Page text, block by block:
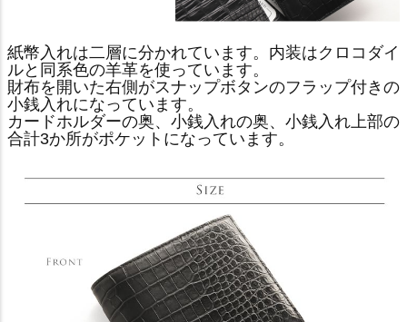
紙幣入れは二層に分かれています。内装はクロコダイ
ルと同系色の羊革を使っています。
財布を開いた右側がスナップボタンのフラップ付きの
小銭入れになっています。
カードホルダーの奥、小銭入れの奥、小銭入れ上部の
合計3か所がポケットになっています。